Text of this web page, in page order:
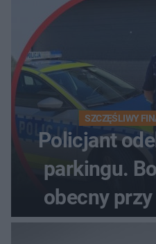
SZCZĘŚLIWY
Policjant
parkingu.
obecny